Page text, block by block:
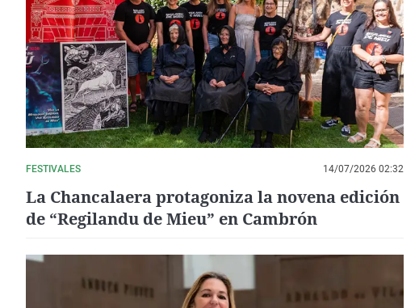
FESTIVALES 14/07/2026 02:32
La Chancalaera protagoniza la novena edición
de “Regilandu de Mieu” en Cambrón